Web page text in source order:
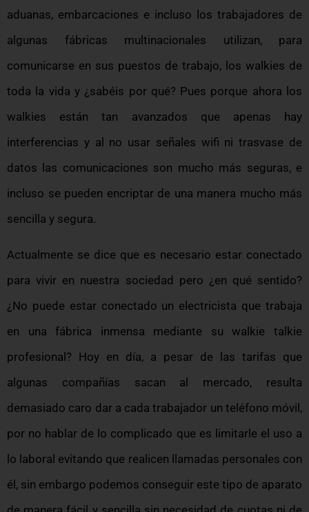
aduanas, embarcaciones e incluso los trabajadores de
algunas fábricas multinacionales utilizan, para
comunicarse en sus puestos de trabajo, los walkies de
toda la vida y ¿sabéis por qué? Pues porque ahora los
walkies están tan avanzados que apenas hay
interferencias y al no usar señales wifi ni trasvase de
datos las comunicaciones son mucho más seguras, e
incluso se pueden encriptar de una manera mucho más
sencilla y segura.
Actualmente se dice que es necesario estar conectado
para vivir en nuestra sociedad pero ¿en qué sentido?
¿No puede estar conectado un electricista que trabaja
en una fábrica inmensa mediante su walkie talkie
profesional? Hoy en día, a pesar de las tarifas que
algunas compañías sacan al mercado, resulta
demasiado caro dar a cada trabajador un teléfono móvil,
por no hablar de lo complicado que es limitarle el uso a
lo laboral evitando que realicen llamadas personales con
él, sin embargo podemos conseguir este tipo de aparato